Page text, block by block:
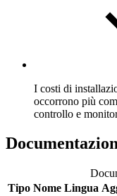
I costi di
occorrono più
controllo e
Tipo Nome Lingua